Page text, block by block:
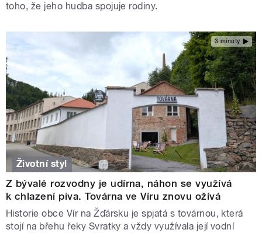
toho, že jeho hudba spojuje rodiny.
3 minuty
Životní styl
Z bývalé rozvodny je udírna, náhon se využívá
k chlazení piva. Továrna ve Víru znovu ožívá
Historie obce Vír na Žďársku je spjatá s továrnou, která
stojí na břehu řeky Svratky a vždy využívala její vodní